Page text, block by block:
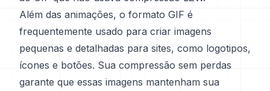
Além das animações, o formato GIF é
frequentemente usado para criar imagens
pequenas e detalhadas para sites, como logotipos,
ícones e botões. Sua compressão sem perdas
garante que essas imagens mantenham sua